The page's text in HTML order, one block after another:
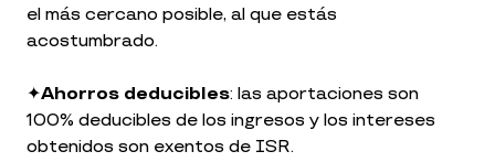
el más cercano posible, al que estás
acostumbrado.
✦Ahorros deducibles: las aportaciones son
100% deducibles de los ingresos y los intereses
obtenidos son exentos de ISR.